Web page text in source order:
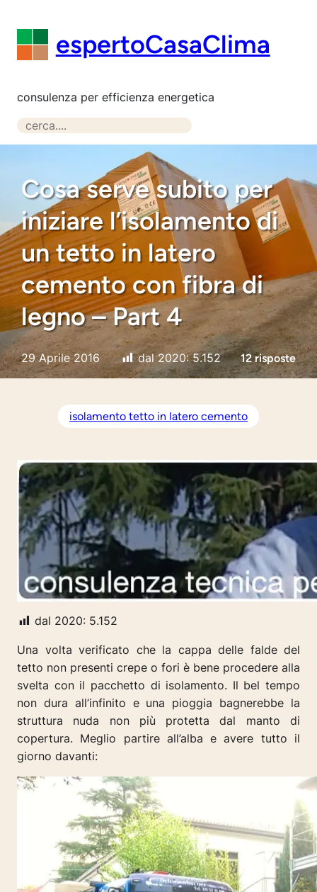
contenuto espertoCasaClima
consulenza per efficienza energetica
S
e
h
Cosa serve subito per
iniziare l’isolamento di
un tetto in latero
cemento con fibra di
legno – Part 4
29 Aprile 2016 dal 2020: 5.152 12 risposte
isolamento tetto in latero cemento
dal 2020: 5.152
Una volta verificato che la cappa delle falde del
tetto non presenti crepe o fori è bene procedere alla
svelta con il pacchetto di isolamento. Il bel tempo
non dura all’infinito e una pioggia bagnerebbe la
struttura nuda non più protetta dal manto di
copertura. Meglio partire all’alba e avere tutto il
giorno davanti: